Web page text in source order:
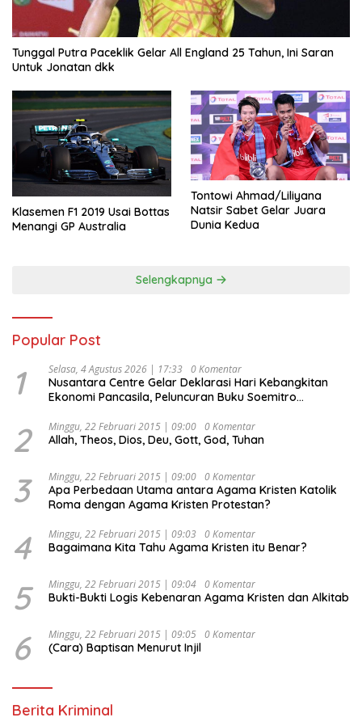
Tunggal Putra Paceklik Gelar All England 25 Tahun, Ini Saran
Untuk Jonatan dkk
Klasemen F1 2019 Usai Bottas
Menangi GP Australia
Tontowi Ahmad/Liliyana
Natsir Sabet Gelar Juara
Dunia Kedua
Selengkapnya
Popular Post
1 Selasa, 4 Agustus 2026 | 17:33 0 Komentar
Nusantara Centre Gelar Deklarasi Hari Kebangkitan
Ekonomi Pancasila, Peluncuran Buku Soemitro
Ekonomi Politik Indonesia) & Simposium Nasional
“Urgensi Undang-Undang Perekonomian Nasional dan
Indonesia Emas 2045”,
2 Minggu, 22 Februari 2015 | 09:00 0 Komentar
Allah, Theos, Dios, Deu, Gott, God, Tuhan
3 Minggu, 22 Februari 2015 | 09:00 0 Komentar
Apa Perbedaan Utama antara Agama Kristen Katolik
Roma dengan Agama Kristen Protestan?
4 Minggu, 22 Februari 2015 | 09:03 0 Komentar
Bagaimana Kita Tahu Agama Kristen itu Benar?
5 Minggu, 22 Februari 2015 | 09:04 0 Komentar
Bukti-Bukti Logis Kebenaran Agama Kristen dan Alkitab
6 Minggu, 22 Februari 2015 | 09:05 0 Komentar
(Cara) Baptisan Menurut Injil
Berita Kriminal